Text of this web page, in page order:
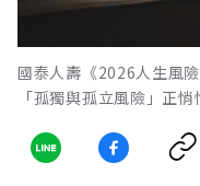
國泰人壽《2026人生風
「孤獨與孤立風險」正